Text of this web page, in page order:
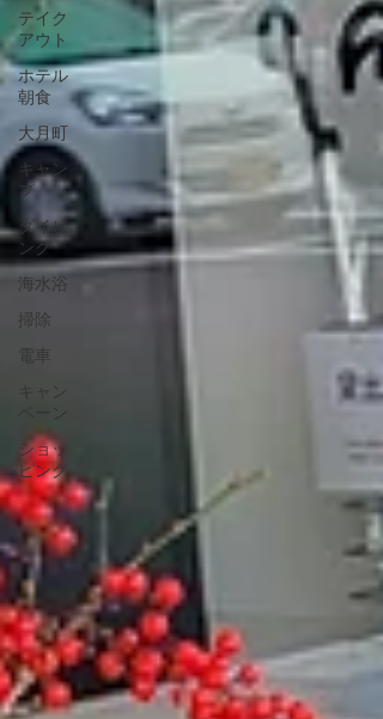
テイク
アウト
ホテル
朝食
大月町
キャン
プ
ダイビ
ング
海水浴
掃除
電車
ショッ
ピング